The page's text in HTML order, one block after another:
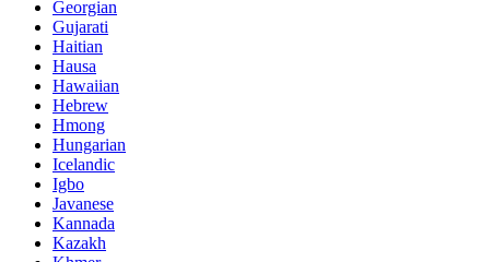
Georgian
Gujarati
Haitian
Hausa
Hawaiian
Hebrew
Hmong
Hungarian
Icelandic
Igbo
Javanese
Kannada
Kazakh